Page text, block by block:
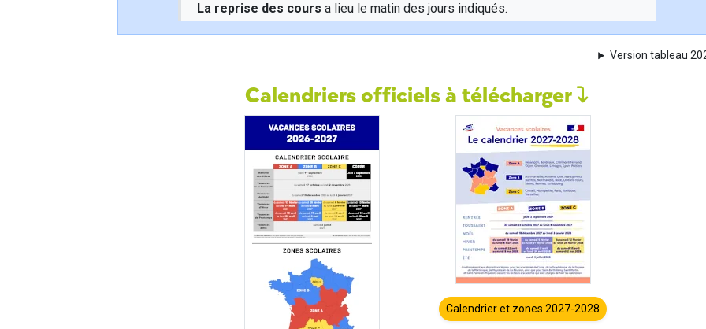
La reprise des cours a lieu le matin des jours indiqués.
Version tableau
Calendriers officiels à télécharger
Calendrier et zones 2027-2028